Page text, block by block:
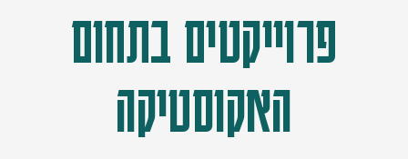
פרוייקטים בתחום
האקוסטיקה